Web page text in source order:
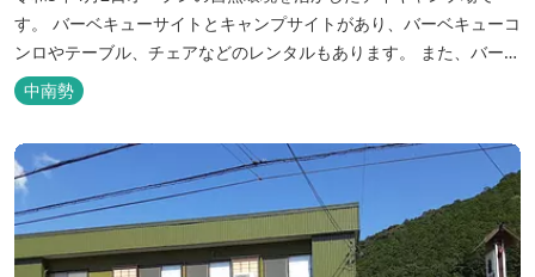
す。 バーベキューサイトとキャンプサイトがあり、バーベキューコ
ンロやテーブル、チェアなどのレンタルもあります。 また、バーベ
キューサイトは屋根があり雨でも利用いただけます！ 皆さん、ぜひ
ご利用ください！
中南勢